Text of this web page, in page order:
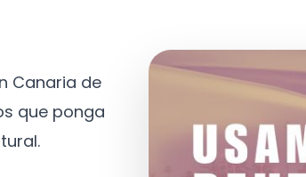
Canaria de
que ponga